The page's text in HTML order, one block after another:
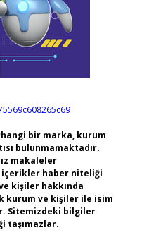
bir marka, kurum
bulunmamaktadır.
makaleler
içerikler haber niteliği
kişiler hakkında
kurum ve kişiler ile isim
Sitemizdeki bilgiler
taşımazlar.